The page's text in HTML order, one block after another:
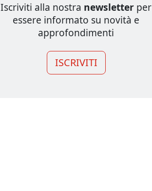
Iscriviti alla nostra newsletter per
essere informato su novità e
approfondimenti
ISCRIVITI